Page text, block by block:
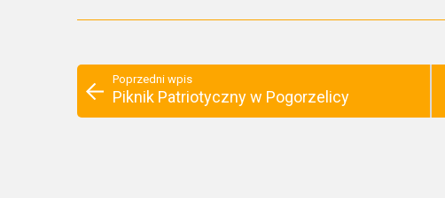
Poprzedni wpis
Piknik Patriotyczny w Pogorzelicy